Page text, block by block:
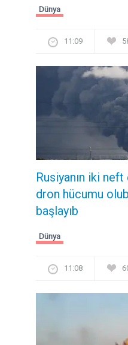
Dünya
11:09
Rusiyanın iki
dron hücumu
başlayıb
Dünya
11:08